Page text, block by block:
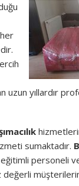
uzun yıllardır
sumaktadır.
personeli